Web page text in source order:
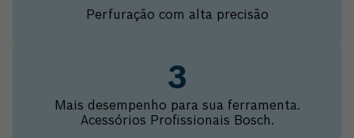
Perfuração com alta precisão
Mais desempenho para sua ferramenta.
Acessórios Profissionais Bosch.